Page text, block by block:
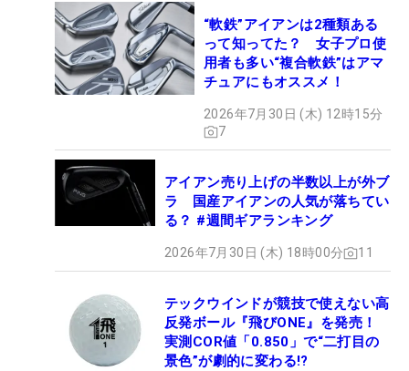
“軟鉄”アイアンは2種類ある
って知ってた？ 女子プロ使
用者も多い“複合軟鉄”はアマ
チュアにもオススメ！
2026年7月30日 (木) 12時15分
7
アイアン売り上げの半数以上が外ブ
ラ 国産アイアンの人気が落ちてい
る？ #週間ギアランキング
2026年7月30日 (木) 18時00分 11
テックウインドが競技で使えない高
反発ボール『飛びONE』を発売！
実測COR値「0.850」で“二打目の
景色”が劇的に変わる!?